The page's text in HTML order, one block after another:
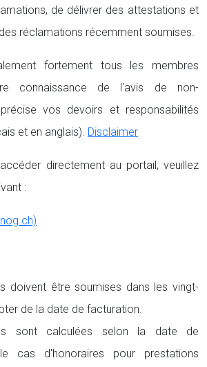
de délivrer des attestations et
réclamations récemment soumises.
fortement tous les membres
connaissance de l'avis de non-
vos devoirs et responsabilités
et en anglais). Disclaimer
directement au portail, veuillez
:
doivent être soumises dans les vingt-
de la date de facturation.
sont calculées selon la date de
cas d'honoraires pour prestations